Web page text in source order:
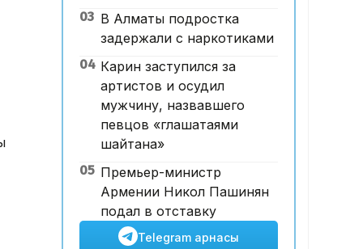
мамандарына ұсынылады?
14:05, 06 Тамыз 2026
Астанада жолаушы мінген
ұшқышсыз әуе таксиі алғаш
рет көкке көтерілді
03 В Алматы подростка
задержали с наркотиками
04 Карин заступился за
артистов и осудил
мужчину, назвавшего
певцов «глашатаями
шайтана»
05 Премьер-министр
Армении Никол Пашинян
подал в отставку
Telegram арнасы